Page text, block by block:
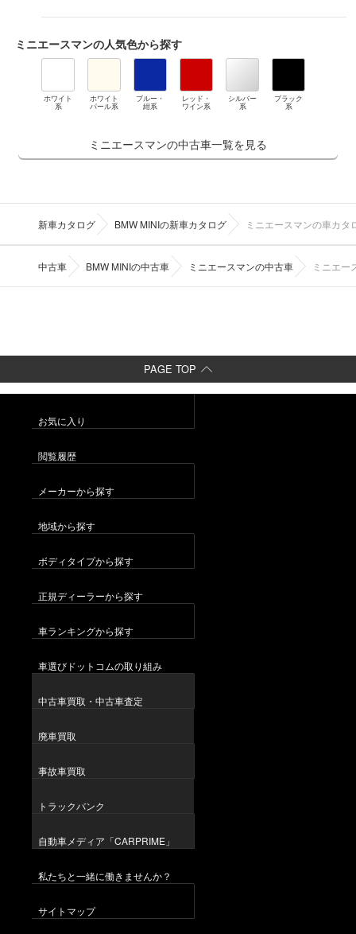
ミニエースマンの人気色から探す
ホワイト
系
ホワイト
パール系
ブルー・
紺系
レッド・
ワイン系
シルバー
系
ブラック
系
ミニエースマンの中古車一覧を見る
新車カタログ BMW MINIの新車カタログ ミニエースマンの車カタ
中古車 BMW MINIの中古車 ミニエースマンの中古車 ミニエー
PAGE TOP
お気に入り
閲覧履歴
メーカーから探す
地域から探す
ボディタイプから探す
正規ディーラーから探す
車ランキングから探す
車選びドットコムの取り組み
中古車買取・中古車査定
廃車買取
事故車買取
トラックバンク
自動車メディア「CARPRIME」
私たちと一緒に働きませんか？
サイトマップ